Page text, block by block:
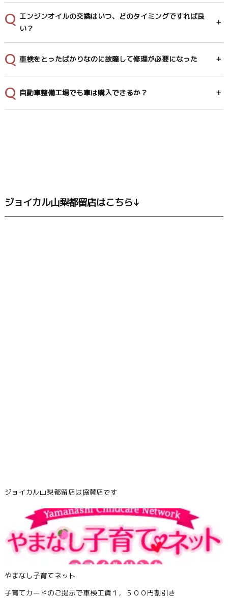
エンジンオイルの交換はいつ、どのタイミングですれば良
い？
車検をとったばかりなのに故障して修理が必要になった
自動車整備工場でも車は購入できるか？
ジョイカル山梨都留店はこちら↓
ジョイカル山梨都留店は協賛店です
やまなし子育てネット
子育てカードのご提示で車検工賃１，５００円割引き